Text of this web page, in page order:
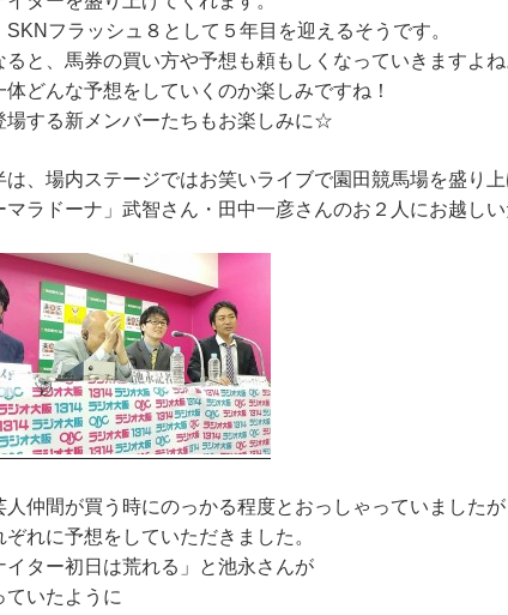
SKNフラッシュ８として５年目を迎えるそうです。
ると、馬券の買い方や予想も頼もしくなっていきますよね
体どんな予想をしていくのか楽しみですね！
場する新メンバーたちもお楽しみに☆
は、場内ステージではお笑いライブで園田競馬場を盛り
マラドーナ」武智さん・田中一彦さんのお２人にお越しい
人仲間が買う時にのっかる程度とおっしゃっていましたが
れに予想をしていただきました。
イター初日は荒れる」と池永さんが
ていたように